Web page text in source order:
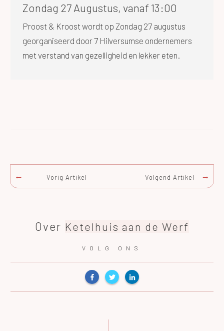
Zondag 27 Augustus, vanaf 13:00
Proost & Kroost wordt op Zondag 27 augustus
georganiseerd door 7 Hilversumse ondernemers
met verstand van gezelligheid en lekker eten.
Vorig Artikel Volgend Artikel
Over Ketelhuis aan de Werf
VOLG ONS